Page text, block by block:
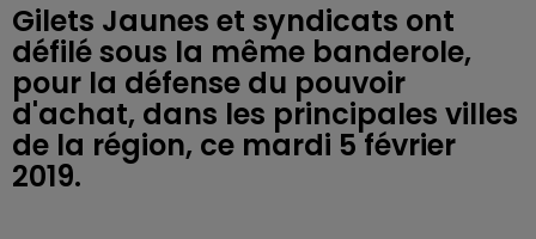
Gilets Jaunes et syndicats ont
défilé sous la même banderole,
pour la défense du pouvoir
d'achat, dans les principales villes
de la région, ce mardi 5 février
2019.